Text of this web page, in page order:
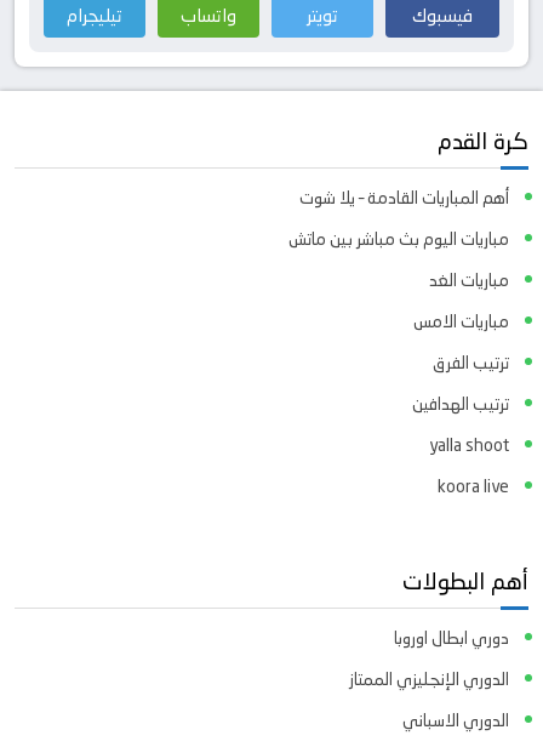
فيسبوك تويتر واتساب تيليجرام
كرة القدم
أهم المباريات القادمة – يلا شوت
مباريات اليوم بث مباشر بين ماتش
مباريات الغد
مباريات الامس
ترتيب الفرق
ترتيب الهدافين
yalla shoot
koora live
أهم البطولات
دوري ابطال اوروبا
الدوري الإنجليزي الممتاز
الدوري الاسباني